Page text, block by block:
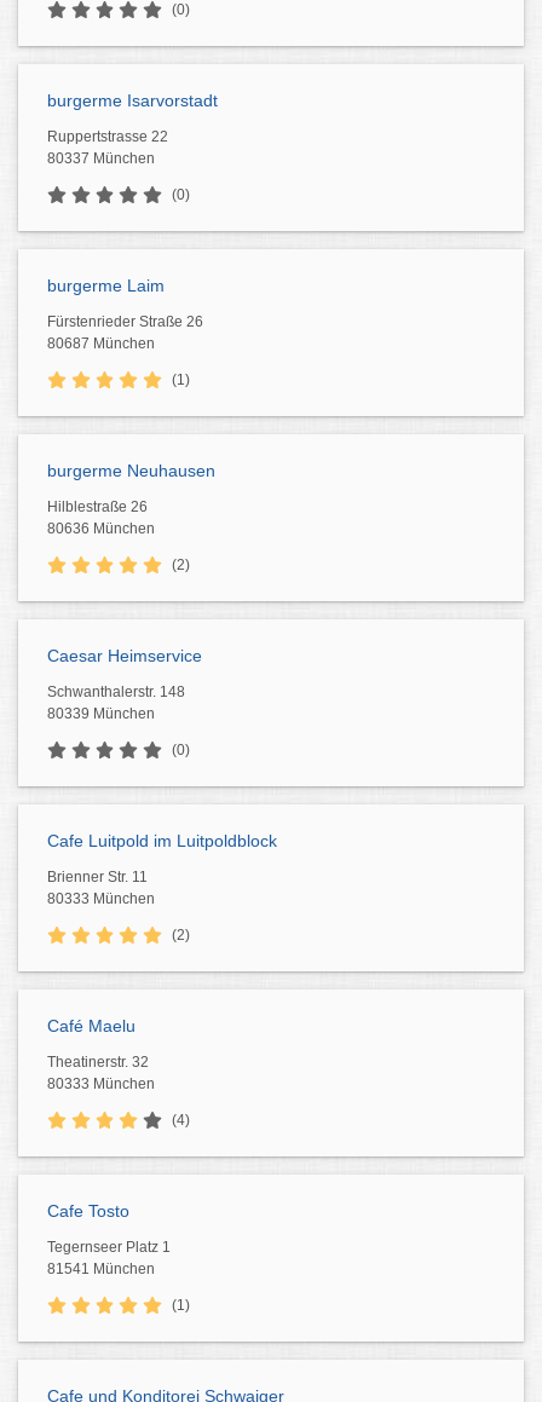
(0)
burgerme Isarvorstadt
Ruppertstrasse 22
80337 München
(0)
burgerme Laim
Fürstenrieder Straße 26
80687 München
(1)
burgerme Neuhausen
Hilblestraße 26
80636 München
(2)
Caesar Heimservice
Schwanthalerstr. 148
80339 München
(0)
Cafe Luitpold im Luitpoldblock
Brienner Str. 11
80333 München
(2)
Café Maelu
Theatinerstr. 32
80333 München
(4)
Cafe Tosto
Tegernseer Platz 1
81541 München
(1)
Cafe und Konditorei Schwaiger